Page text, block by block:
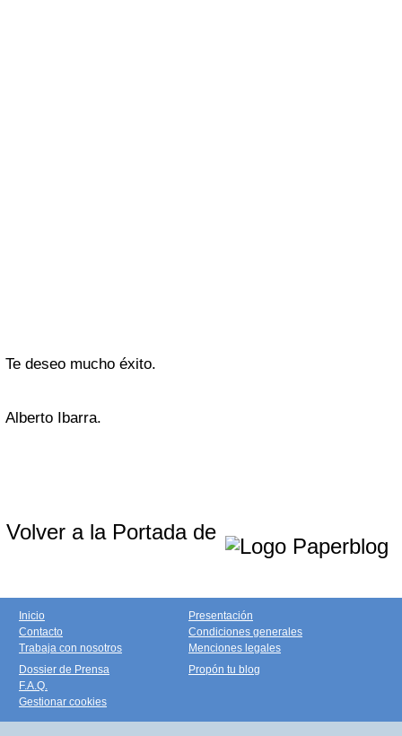
Te deseo mucho éxito.
Alberto Ibarra.
Volver a la Portada de
Inicio
Contacto
Trabaja con nosotros
Presentación
Condiciones generales
Menciones legales
Dossier de Prensa
F.A.Q.
Gestionar cookies
Propón tu blog